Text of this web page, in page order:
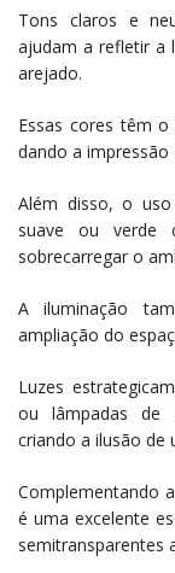
Tons claros e
ajudam a refletir a
arejado.
Essas cores têm
dando a
Além disso, o
suave ou verde
sobrecarregar o
A iluminação
ampliação do
Luzes
ou lâmpadas de
criando a ilusão de
Complementando
é uma excelente
semitransparentes